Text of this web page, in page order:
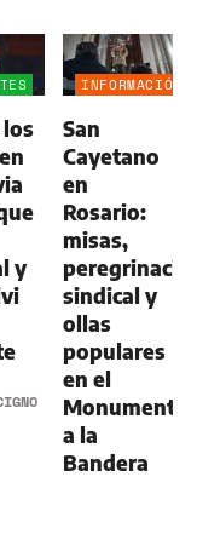
y
INFORMACIÓN
San
Cayetano
en
Rosario:
misas,
sindical y
ollas
populares
en el
Monumento
a la
Bandera